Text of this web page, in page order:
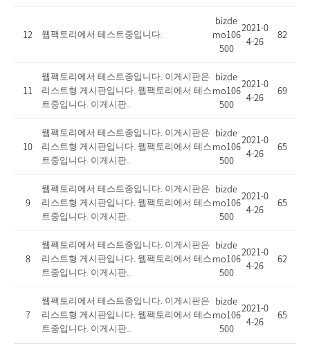
12 웹팩토리에서 테스트중입니다.
bizde
mo106
500
2021-0
4-26
82
11
웹팩토리에서 테스트중입니다. 이게시판은
리스트형 게시판입니다. 웹팩토리에서 테스
트중입니다. 이게시판..
bizde
mo106
500
2021-0
4-26
69
10
웹팩토리에서 테스트중입니다. 이게시판은
리스트형 게시판입니다. 웹팩토리에서 테스
트중입니다. 이게시판..
bizde
mo106
500
2021-0
4-26
65
9
웹팩토리에서 테스트중입니다. 이게시판은
리스트형 게시판입니다. 웹팩토리에서 테스
트중입니다. 이게시판..
bizde
mo106
500
2021-0
4-26
65
8
웹팩토리에서 테스트중입니다. 이게시판은
리스트형 게시판입니다. 웹팩토리에서 테스
트중입니다. 이게시판..
bizde
mo106
500
2021-0
4-26
62
7
웹팩토리에서 테스트중입니다. 이게시판은
리스트형 게시판입니다. 웹팩토리에서 테스
트중입니다. 이게시판..
bizde
mo106
500
2021-0
4-26
65